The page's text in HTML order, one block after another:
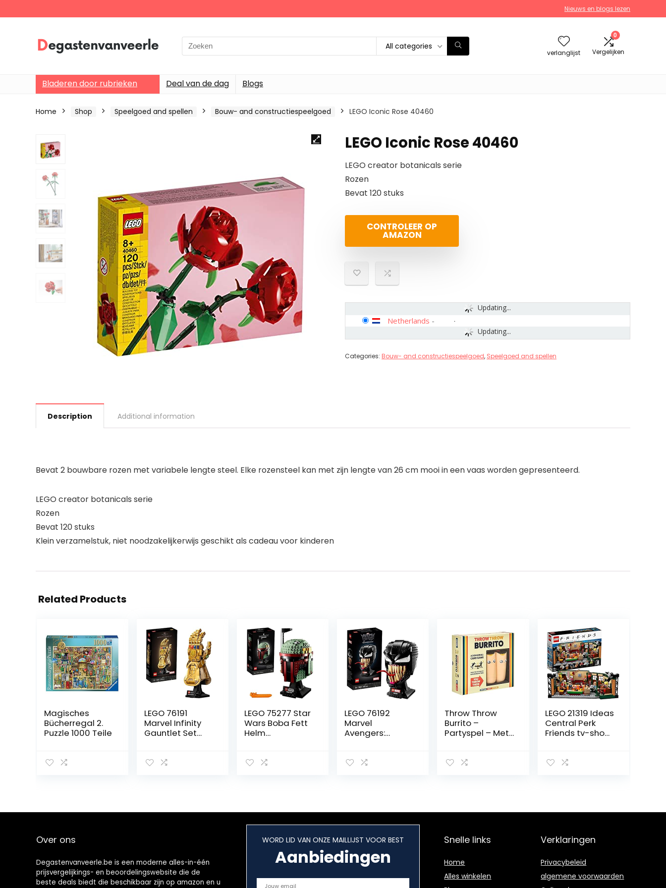
Nieuws en blogs lezen
Search
for:
All categories
verlanglijst
0
Vergelijken
Bladeren door rubrieken Deal van de dag Blogs
Home Shop Speelgoed and spellen Bouw- and constructiespeelgoed LEGO Iconic Rose 40460
LEGO Iconic Rose 40460
LEGO creator botanicals serie
Rozen
Bevat 120 stuks
CONTROLEER OP
AMAZON
Updating...
Updating...
Netherlands -
Categories: Bouw- and constructiespeelgoed, Speelgoed and spellen
Description Additional information
Bevat 2 bouwbare rozen met variabele lengte steel. Elke rozensteel kan met zijn lengte van 26 cm mooi in een vaas worden gepresenteerd.
LEGO creator botanicals serie
Rozen
Bevat 120 stuks
Klein verzamelstuk, niet noodzakelijkerwijs geschikt als cadeau voor kinderen
Related Products
Magisches
Bücherregal 2.
Puzzle 1000 Teile
LEGO 76191
Marvel Infinity
Gauntlet Set
Avengers
LEGO 75277 Star
Wars Boba Fett
Helm
Cadeau,
LEGO 76192
Marvel
Avengers:
Constructie
Throw Throw
Burrito –
Partyspel – Met
o’s – Voor de
LEGO 21319 Ideas
Central Perk
Friends tv-show
caféstudio en 7
Over ons
Degastenvanveerle.be is een moderne alles-in-één
prijsvergelijkings- en beoordelingswebsite die de
beste deals biedt die beschikbaar zijn op amazon en u
WORD LID VAN ONZE MAILLIJST VOOR BEST
Aanbiedingen
Snelle links
Home
Alles winkelen
Verklaringen
Privacybeleid
algemene voorwaarden